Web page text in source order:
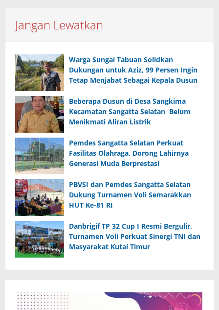
Jangan Lewatkan
Warga Sungai Tabuan Solidkan
Dukungan untuk Aziz, 99 Persen Ingin
Tetap Menjabat Sebagai Kepala Dusun
Beberapa Dusun di Desa Sangkima
Kecamatan Sangatta Selatan Belum
Menikmati Aliran Listrik
Pemdes Sangatta Selatan Perkuat
Fasilitas Olahraga, Dorong Lahirnya
Generasi Muda Berprestasi
PBVSI dan Pemdes Sangatta Selatan
Dukung Turnamen Voli Semarakkan
HUT Ke-81 RI
Danbrigif TP 32 Cup I Resmi Bergulir,
Turnamen Voli Perkuat Sinergi TNI dan
Masyarakat Kutai Timur